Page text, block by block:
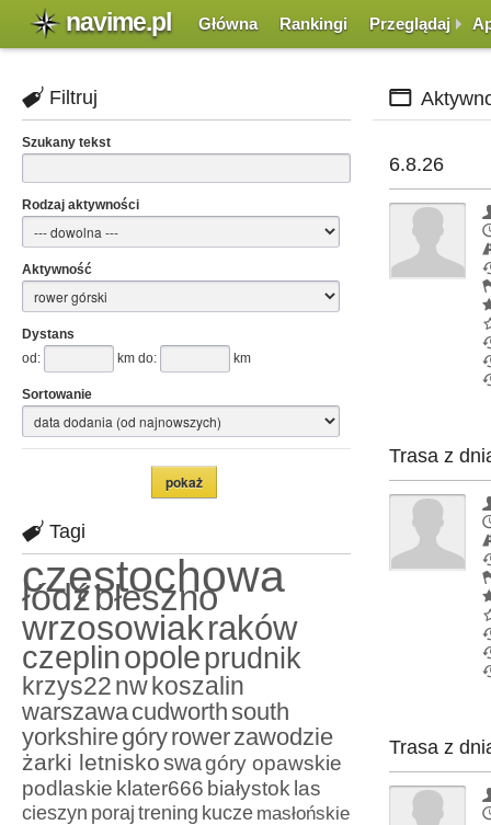
navime.pl Główna Rankingi Przeglądaj
Filtruj
Szukany tekst
Rodzaj aktywności
Aktywność
Dystans
od:
km do: km
Sortowanie
Tagi
częstochowa
łódźbłeszno
wrzosowiakraków
czeplinopoleprudnik
krzys22nwkoszalin
warszawacudworthsouth
yorkshiregóryrowerzawodzie
żarki letniskoswagóry opawskie
podlaskie klater666 białystok las
cieszyn poraj trening kucze masłońskie
6.8.26
Trasa z
Trasa z